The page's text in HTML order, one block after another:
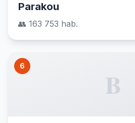
Parakou
👥 163 753 hab.
6
B